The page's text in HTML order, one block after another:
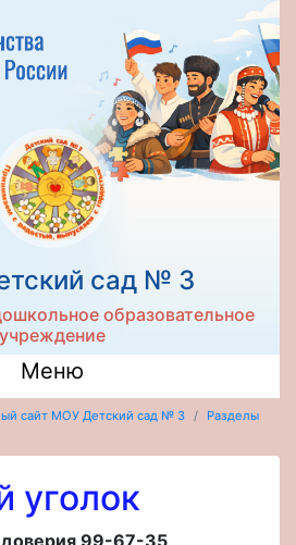
сад № 3
образовательное
учреждение
Меню
сайт МОУ Детский сад № 3
Разделы
уголок
99-67-35